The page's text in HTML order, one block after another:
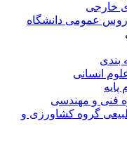
خارجی
عمومی دانشگاه
بندی
انسانی
فنی و مهندسی
گروه کشاورزی و